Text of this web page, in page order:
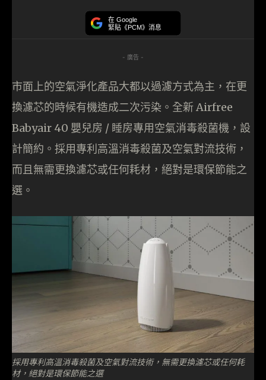
在 Google
緊貼《PCM》消息
- 廣告 -
市面上的空氣淨化產品大都以過濾方式為主，在更
換濾芯的時候有機造成二次污染。全新 Airfree
Babyair 40 嬰兒房 / 睡房專用空氣消毒殺菌機，設
計簡約。採用專利高溫消毒殺菌及空氣對流技術，
而且無需更換濾芯或任何耗材，絕對是環保節能之
選。
採用專利高溫消毒殺菌及空氣對流技術，無需更換濾芯或任何耗
材，絕對是環保節能之選